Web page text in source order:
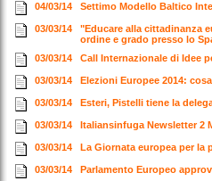
04/03/14 Settimo Modello Baltico
03/03/14
"Educare alla cittadinanza
ordine e grado presso lo
03/03/14
Call Internazionale di Idee
03/03/14 Elezioni Europee 2014:
03/03/14 Esteri, Pistelli tiene la
03/03/14 Italiansinfuga Newsletter 2
03/03/14 La Giornata europea per la
03/03/14 Parlamento Europeo